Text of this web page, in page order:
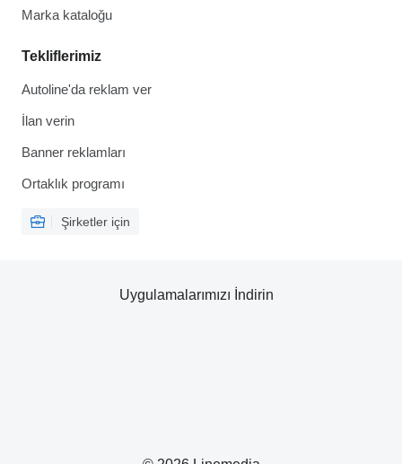
Marka kataloğu
Tekliflerimiz
Autoline'da reklam ver
İlan verin
Banner reklamları
Ortaklık programı
Şirketler için
Uygulamalarımızı İndirin